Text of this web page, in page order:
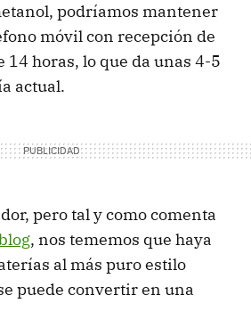
podríamos mantener
móvil con recepción de
horas, lo que da unas 4-5
actual.
pero tal y como comenta
, nos tememos que haya
al más puro estilo
puede convertir en una